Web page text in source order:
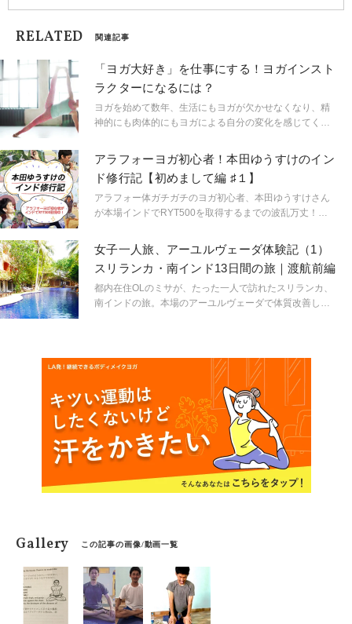
RELATED 関連記事
「ヨガ大好き」を仕事にする！ヨガインスト
ラクターになるには？
ヨガを始めて数年、生活にもヨガが欠かせなくなり、精
神的にも肉体的にもヨガによる自分の変化を感じてくる
と思い始める人も多いのではないでしょうか。今まで積
み上げてきた経験とヨガを上手に活かして、自分らしい
働き方を見つけてみませんか？
アラフォーヨガ初心者！本田ゆうすけのイン
ド修行記【初めまして編 ♯１】
アラフォー体ガチガチのヨガ初心者、本田ゆうすけさん
が本場インドでRYT500を取得するまでの波乱万丈！？
インドでRYT500取得を目指すことになった経緯のお話
です。毎週土曜更新。
女子一人旅、アーユルヴェーダ体験記（1）
スリランカ・南インド13日間の旅｜渡航前編
都内在住OLのミサが、たった一人で訪れたスリランカ、
南インドの旅。本場のアーユルヴェーダで体質改善した
Gallery この記事の画像/動画一覧